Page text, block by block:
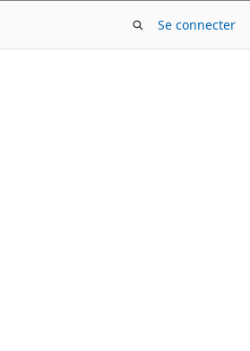
Se connecter